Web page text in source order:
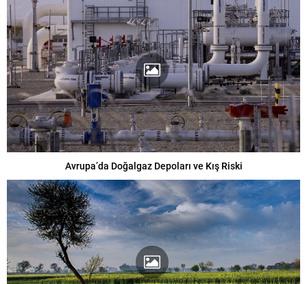
Avrupa’da Doğalgaz Depoları ve Kış Riski